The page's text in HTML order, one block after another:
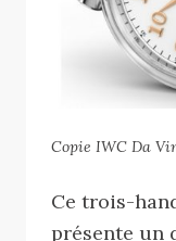
Copie IWC Da
Ce trois-
présente un